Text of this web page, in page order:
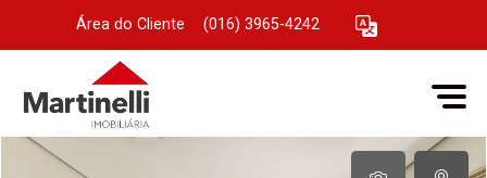
Área do Cliente (016) 3965-4242